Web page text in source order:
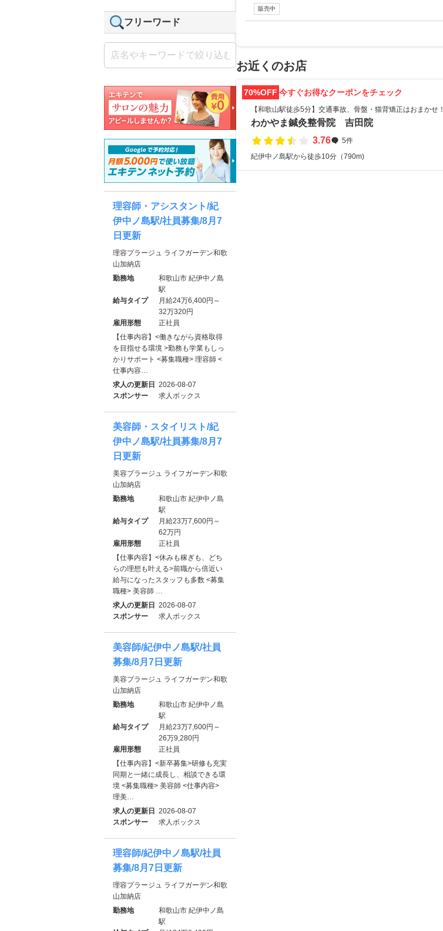
販売中
お近くのお店
70%OFF 今すぐお得なクーポンをチェック
【和歌山駅徒歩5分】交通事故、骨盤・猫背矯正はおまかせ！
わかやま鍼灸整骨院 吉田院
3.76
5件
紀伊中ノ島駅から徒歩10分（790m)
フリーワード
理容師・アシスタント/紀
伊中ノ島駅/社員募集/8月7
日更新
理容プラージュ ライフガーデン和歌
山加納店
勤務地
和歌山市 紀伊中ノ島
駅
給与タイプ
月給24万6,400円～
32万320円
雇用形態
正社員
【仕事内容】<働きながら資格取得
を目指せる環境 >勤務も学業もしっ
かりサポート <募集職種> 理容師 <
仕事内容…
求人の更新日 2026-08-07
スポンサー
求人ボックス
美容師・スタイリスト/紀
伊中ノ島駅/社員募集/8月7
日更新
美容プラージュ ライフガーデン和歌
山加納店
勤務地
和歌山市 紀伊中ノ島
駅
給与タイプ
月給23万7,600円～
62万円
雇用形態
正社員
【仕事内容】<休みも稼ぎも、どち
らの理想も叶える>前職から倍近い
給与になったスタッフも多数 <募集
職種> 美容師 …
求人の更新日 2026-08-07
スポンサー
求人ボックス
美容師/紀伊中ノ島駅/社員
募集/8月7日更新
美容プラージュ ライフガーデン和歌
山加納店
勤務地
和歌山市 紀伊中ノ島
駅
給与タイプ
月給23万7,600円～
26万9,280円
雇用形態
正社員
【仕事内容】<新卒募集>研修も充実
同期と一緒に成長し、相談できる環
境 <募集職種> 美容師 <仕事内容>
理美…
求人の更新日 2026-08-07
スポンサー
求人ボックス
理容師/紀伊中ノ島駅/社員
募集/8月7日更新
理容プラージュ ライフガーデン和歌
山加納店
勤務地
和歌山市 紀伊中ノ島
駅